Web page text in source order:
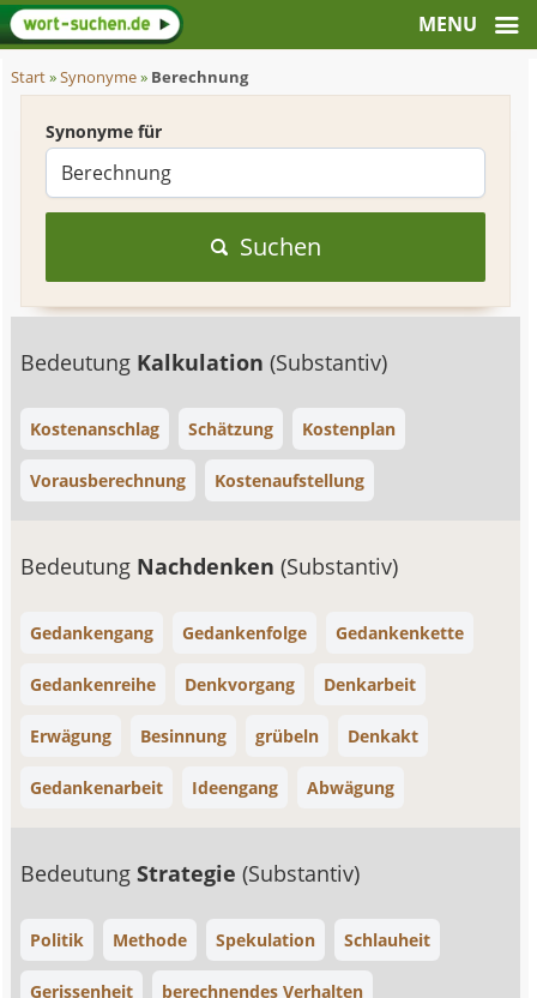
Start»Synonyme» Berechnung
Synonyme für
Suchen
Bedeutung Kalkulation(Substantiv)
Kostenanschlag Schätzung Kostenplan
Vorausberechnung Kostenaufstellung
Bedeutung Nachdenken(Substantiv)
Gedankengang Gedankenfolge Gedankenkette
Gedankenreihe Denkvorgang Denkarbeit
Erwägung Besinnung grübeln Denkakt
Gedankenarbeit Ideengang Abwägung
BedeutungStrategie(Substantiv)
Politik Methode Spekulation Schlauheit
Gerissenheit berechnendes Verhalten